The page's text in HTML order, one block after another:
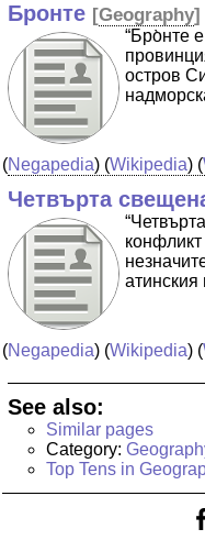
Бронте [Geography]
“Бро̀нте
остров
(Negapedia) (Wikipedia) (
Четвърта
(Negapedia) (Wikipedia) (
See also:
Similar pages
Category:
Top Tens in